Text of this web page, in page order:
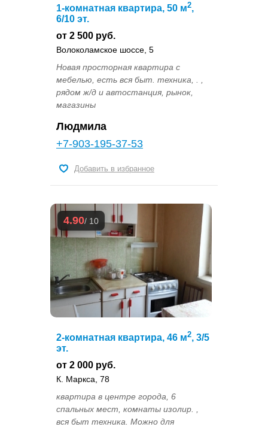
1-комнатная квартира, 50 м2,
6/10 эт.
от 2 500 руб.
Волоколамское шоссе, 5
Новая просторная квартира с
мебелью, есть вся быт. техника, . ,
рядом ж/д и автостанция, рынок,
магазины
Людмила
+7-903-195-37-53
Добавить в избранное
4.90/ 10
2-комнатная квартира, 46 м2, 3/5
эт.
от 2 000 руб.
К. Маркса, 78
квартира в центре города, 6
спальных мест, комнаты изолир. ,
вся быт техника. Можно для